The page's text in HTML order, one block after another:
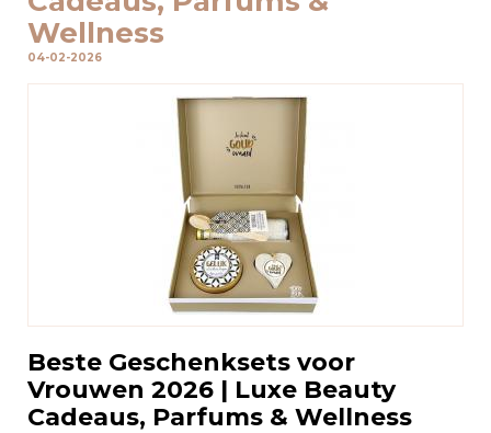
Wellness
04-02-2026
Beste Geschenksets voor
Vrouwen 2026 | Luxe Beauty
Cadeaus, Parfums & Wellness